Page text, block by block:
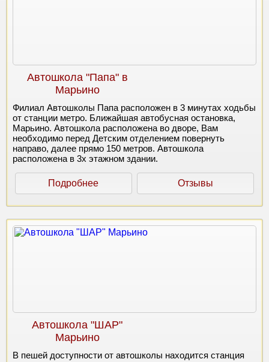
Автошкола "Папа" в
Марьино
Филиал Автошколы Папа расположен в 3 минутах ходьбы
от станции метро. Ближайшая автобусная остановка,
Марьино. Автошкола расположена во дворе, Вам
необходимо перед Детским отделением повернуть
направо, далее прямо 150 метров. Автошкола
расположена в 3х этажном здании.
Подробнее Отзывы
Автошкола "ШАР"
Марьино
В пешей доступности от автошколы находится станция